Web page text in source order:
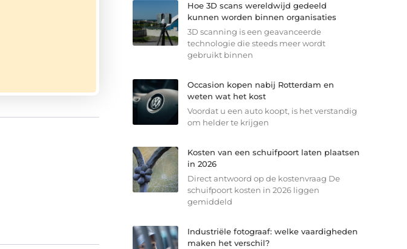
Hoe 3D scans wereldwijd gedeeld
kunnen worden binnen organisaties
3D scanning is een geavanceerde
technologie die steeds meer wordt
gebruikt binnen
Occasion kopen nabij Rotterdam en
weten wat het kost
Voordat u een auto koopt, is het verstandig
om helder te krijgen
Kosten van een schuifpoort laten plaatsen
in 2026
Direct antwoord op de kostenvraag De
schuifpoort kosten in 2026 liggen
gemiddeld
Industriële fotograaf: welke vaardigheden
maken het verschil?